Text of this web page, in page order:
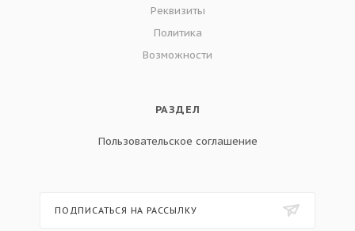
Реквизиты
Политика
Возможности
РАЗДЕЛ
Пользовательское соглашение
ПОДПИСАТЬСЯ НА РАССЫЛКУ